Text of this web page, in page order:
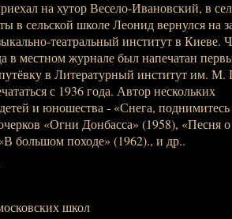
на хутор Весело-Ивановский, в
в сельской школе Леонид вернулся на
театральный институт в Киеве.
в местном журнале был напечатан
в Литературный институт им. М.
с 1936 года. Автор нескольких
и юношества - «Снега,
«Огни Донбасса» (1958), «Песня о
большом походе» (1962)., и др..
школ